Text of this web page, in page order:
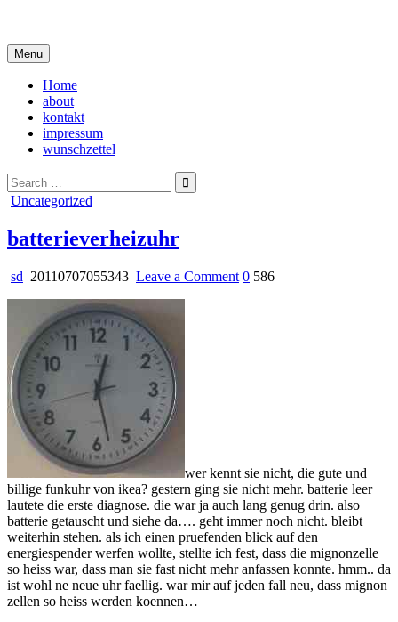
content
Menu
Home
about
kontakt
impressum
wunschzettel
Search
for:
Posted
Uncategorized
batterieverheizuhr
sd 20110707055343 Leave a Commenton
0 586
wer kennt sie nicht, die gute und
billige funkuhr von ikea? gestern ging sie nicht mehr. batterie leer
lautete die erste diagnose. die war ja auch lang genug drin. also
batterie getauscht und siehe da…. geht immer noch nicht. bleibt
weiterhin stehen. als ich einen pruefenden blick auf den
energiespender werfen wollte, stellte ich fest, dass die mignonzelle
so heiss war, dass man sie fast nicht mehr anfassen konnte. hmm.. da
ist wohl ne neue uhr faellig. war mir auf jeden fall neu, dass mignon
zellen so heiss werden koennen…